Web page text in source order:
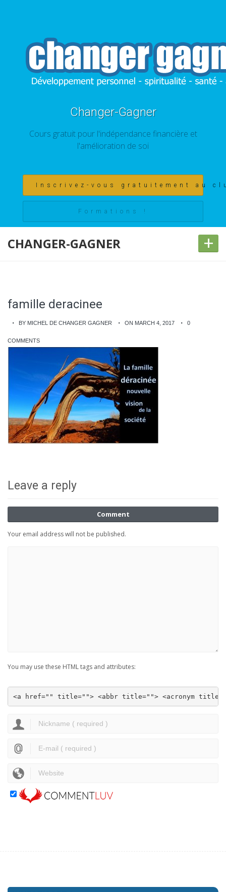
Changer-Gagner
Cours gratuit pour l'indépendance financière et
l'amélioration de soi
Inscrivez-vous gratuitement au
Formations !
CHANGER-GAGNER +
famille deracinee
BY MICHEL DE CHANGER GAGNER ON MARCH 4, 2017 0
COMMENTS
Leave a reply
Comment
Your email address will not be published.
You may use these HTML tags and attributes:
<a href="" title=""> <abbr title=""> <acronym